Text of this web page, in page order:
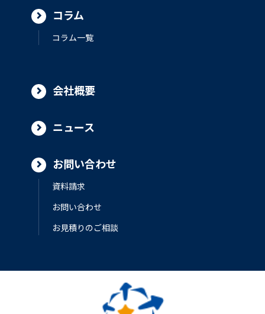
コラム
コラム一覧
会社概要
ニュース
お問い合わせ
資料請求
お問い合わせ
お見積りのご相談